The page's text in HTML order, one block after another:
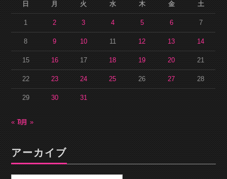
日
月 火 水 木 金 土
1 2 3 4 5 6 7
8 9 10 11 12 13 14
15 16 17 18 19 20 21
22 23 24 25 26 27 28
29 30 31
« 7月9月 »
アーカイブ